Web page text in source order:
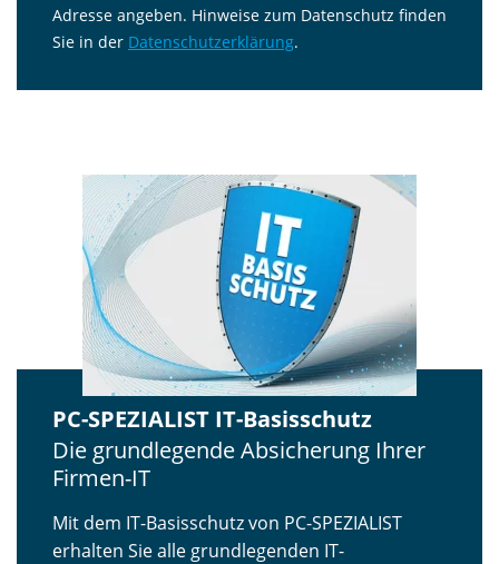
Adresse angeben. Hinweise zum Datenschutz finden
Sie in der Datenschutzerklärung.
PC-SPEZIALIST IT-Basisschutz
Die grundlegende Absicherung Ihrer
Firmen-IT
Mit dem IT-Basisschutz von PC-SPEZIALIST
erhalten Sie alle grundlegenden IT-